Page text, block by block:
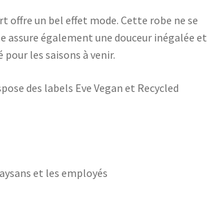
un bel effet mode. Cette robe ne se
également une douceur inégalée et
les saisons à venir.
des labels Eve Vegan et Recycled
et les employés